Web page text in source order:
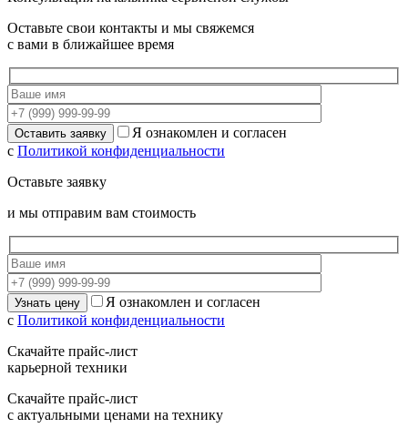
Оставьте свои контакты и мы свяжемся
с вами в ближайшее время
Я ознакомлен и согласен
с Политикой конфиденциальности
Оставьте заявку
и мы отправим вам стоимость
Я ознакомлен и согласен
с Политикой конфиденциальности
Скачайте прайс-лист
карьерной техники
Скачайте прайс-лист
с актуальными ценами на технику